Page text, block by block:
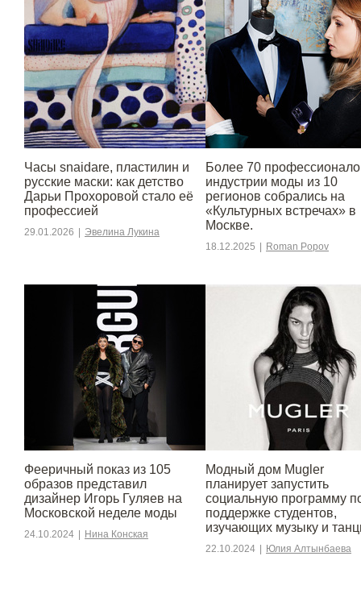
Часы snaidare, пластилин и
русские маски: как детство
Дарьи Прохоровой стало её
профессией
29.01.2026 | Эвелина Лукина
Более 70
индустрии моды из 10
регионов собрались на
«Культурных встречах» в
Москве.
18.12.2025 | Roman Popov
Фееричный показ из 105
образов представил
дизайнер Игорь Гуляев на
Московской неделе моды
24.10.2024 | Нина Конская
Модный дом Mugler
планирует запустить
социальную программу
поддержке студентов,
изучающих музыку и
22.10.2024 | Юлия Алтынбаева